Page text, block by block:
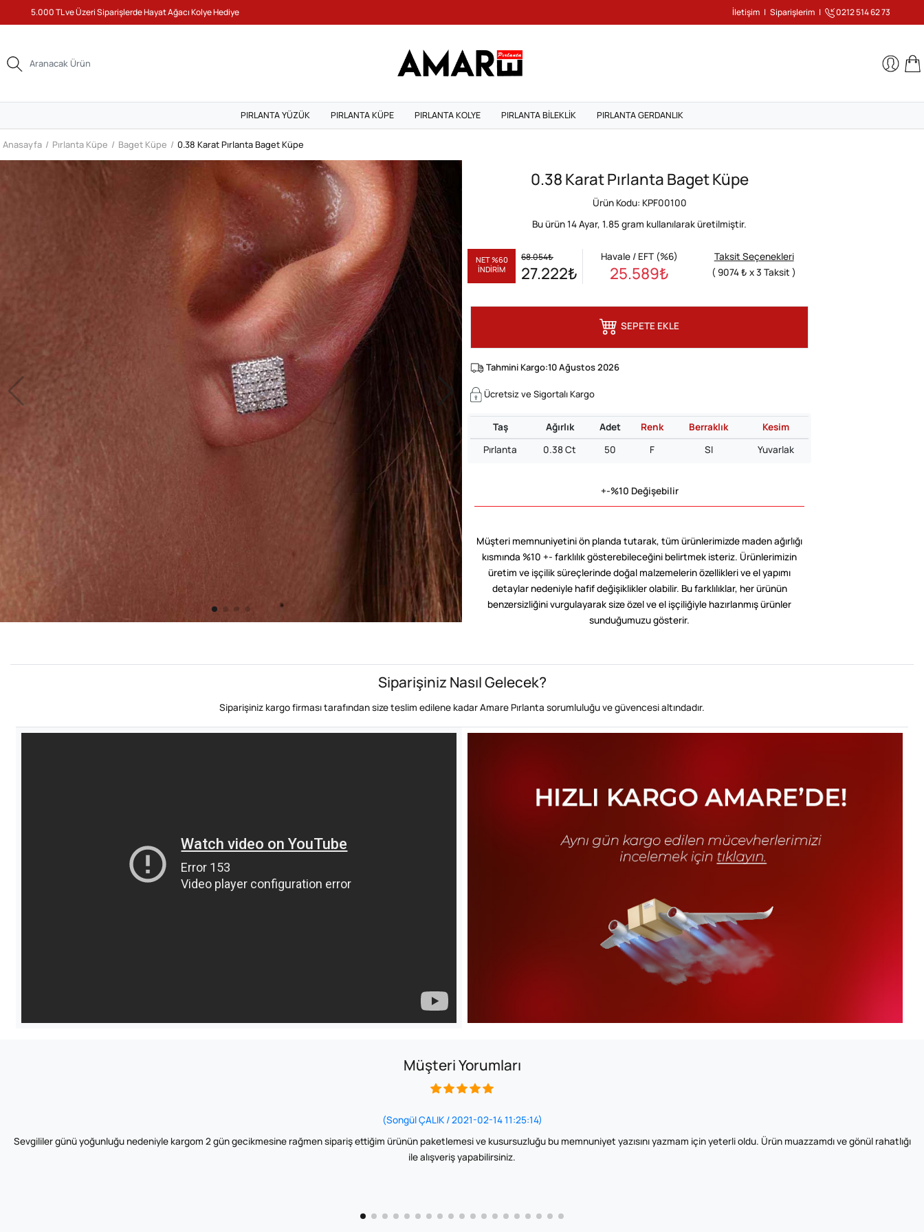
5.000 TL ve Üzeri Siparişlerde Hayat Ağacı Kolye Hediye İletişim | Siparişlerim | 0212 514 62 73
PIRLANTA YÜZÜK PIRLANTA KÜPE PIRLANTA KOLYE PIRLANTA BILEKLIK PIRLANTA GERDANLIK
Anasayfa Pırlanta Küpe Baget Küpe 0.38 Karat Pırlanta Baget Küpe
0.38 Karat Pırlanta Baget Küpe
Ürün Kodu: KPF00100
Bu ürün 14 Ayar, 1.85gram kullanılarak üretilmiştir.
NET %60
İNDİRİM
68.054₺
27.222₺
Havale / EFT (%6)
25.589₺
Taksit Seçenekleri
( 9074 ₺ x 3 Taksit )
SEPETE EKLE
Tahmini Kargo:10 Ağustos 2026
Ücretsiz ve Sigortalı Kargo
Taş Ağırlık Adet Renk Berraklık
Kesim
Pırlanta
0.38 Ct 50 F SI Yuvarlak
+-%10 Değişebilir
Müşteri memnuniyetini ön planda tutarak, tüm ürünlerimizde maden ağırlığı
kısmında %10 +- farklılık gösterebileceğini belirtmek isteriz. Ürünlerimizin
üretim ve işçilik süreçlerinde doğal malzemelerin özellikleri ve el yapımı
detaylar nedeniyle hafif değişiklikler olabilir. Bu farklılıklar, her ürünün
benzersizliğini vurgulayarak size özel ve el işçiliğiyle hazırlanmış ürünler
sunduğumuzu gösterir.
Siparişiniz Nasıl Gelecek?
Siparişiniz kargo firması tarafından size teslim edilene kadar Amare Pırlanta sorumluluğu ve güvencesi altındadır.
Müşteri Yorumları
(Songül ÇALIK / 2021-02-14 11:25:14)
Sevgililer günü yoğunluğu nedeniyle kargom 2 gün gecikmesine rağmen sipariş ettiğim ürünün paketlemesi ve kusursuzluğu bu memnuniyet yazısını yazmam için yeterli oldu. Ürün muazzamdı ve gönül rahatlığı
ile alışveriş yapabilirsiniz.